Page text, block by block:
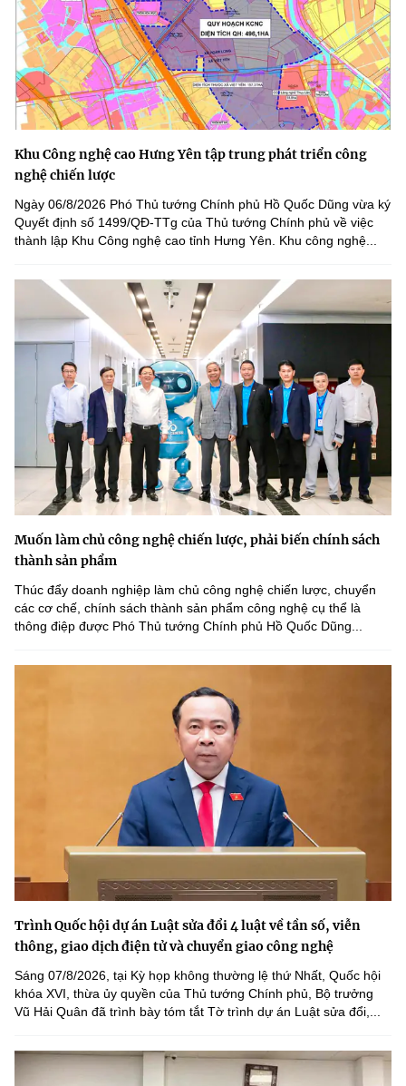
Khu Công nghệ cao Hưng Yên tập trung phát triển công
nghệ chiến lược
Ngày 06/8/2026 Phó Thủ tướng Chính phủ Hồ Quốc Dũng vừa ký
Quyết định số 1499/QĐ-TTg của Thủ tướng Chính phủ về việc
thành lập Khu Công nghệ cao tỉnh Hưng Yên. Khu công nghệ...
Muốn làm chủ công nghệ chiến lược, phải biến chính sách
thành sản phẩm
Thúc đẩy doanh nghiệp làm chủ công nghệ chiến lược, chuyển
các cơ chế, chính sách thành sản phẩm công nghệ cụ thể là
thông điệp được Phó Thủ tướng Chính phủ Hồ Quốc Dũng...
Trình Quốc hội dự án Luật sửa đổi 4 luật về tần số, viễn
thông, giao dịch điện tử và chuyển giao công nghệ
Sáng 07/8/2026, tại Kỳ họp không thường lệ thứ Nhất, Quốc hội
khóa XVI, thừa ủy quyền của Thủ tướng Chính phủ, Bộ trưởng
Vũ Hải Quân đã trình bày tóm tắt Tờ trình dự án Luật sửa đổi,...